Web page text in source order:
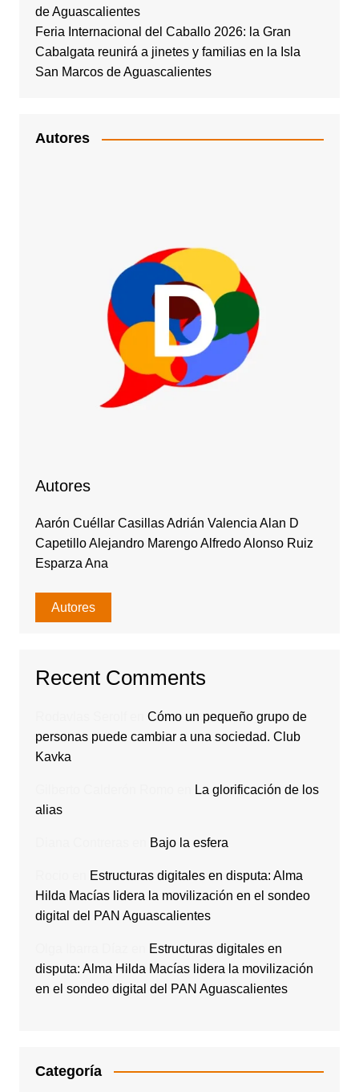
de Aguascalientes
Feria Internacional del Caballo 2026: la Gran
Cabalgata reunirá a jinetes y familias en la Isla
San Marcos de Aguascalientes
Autores
Autores
Aarón Cuéllar Casillas Adrián Valencia Alan D
Capetillo Alejandro Marengo Alfredo Alonso Ruiz
Esparza Ana
Autores
Recent Comments
Cómo un pequeño grupo de
personas puede cambiar a una sociedad. Club
Kavka
La glorificación de los
alias
Bajo la esfera
Estructuras digitales en disputa: Alma
Hilda Macías lidera la movilización en el sondeo
digital del PAN Aguascalientes
Estructuras digitales en
disputa: Alma Hilda Macías lidera la movilización
en el sondeo digital del PAN Aguascalientes
Categoría